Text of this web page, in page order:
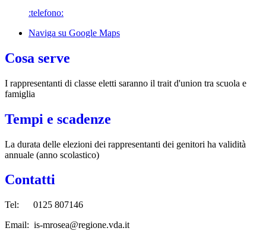
:telefono:
Naviga su Google Maps
Cosa serve
I rappresentanti di classe eletti saranno il trait d'union tra scuola e
famiglia
Tempi e scadenze
La durata delle elezioni dei rappresentanti dei genitori ha validità
annuale (anno scolastico)
Contatti
Tel: 0125 807146
Email: is-mrosea@regione.vda.it